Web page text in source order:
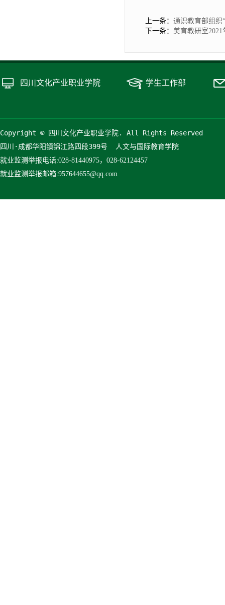
上一条： 通识教育部组织
下一条： 美育教研室
四川文化产业职业学院 学生工作部
Copyright © 四川文化产业职业学院. All Rights Reserved
四川·成都华阳镇锦江路四段399号  人文与国际教育学院
就业监测举报电话:028-81440975，028-62124457
就业监测举报 邮箱:957644655@qq.com